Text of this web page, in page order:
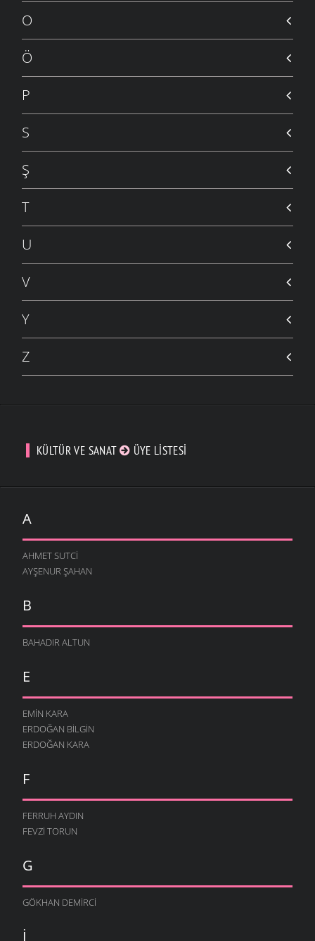
O
Ö
P
S
Ş
T
U
V
Y
Z
KÜLTÜR VE SANAT ÜYE LISTESI
A
AHMET SUTCI
AYŞENUR ŞAHAN
B
BAHADIR ALTUN
E
EMIN KARA
ERDOĞAN BILGIN
ERDOĞAN KARA
F
FERRUH AYDIN
FEVZI TORUN
G
GÖKHAN DEMIRCI
I